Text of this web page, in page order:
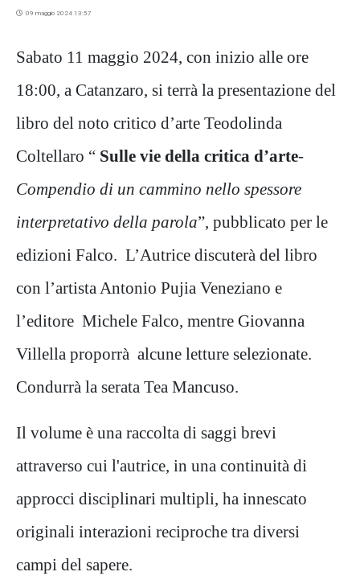
09 maggio 2024 13:57
Sabato 11 maggio 2024, con inizio alle ore
18:00, a Catanzaro, si terrà la presentazione del
libro del noto critico d’arte Teodolinda
Coltellaro “ Sulle vie della critica d’arte-
Compendio di un cammino nello spessore
interpretativo della parola”, pubblicato per le
edizioni Falco. L’Autrice discuterà del libro
con l’artista Antonio Pujia Veneziano e
l’editore Michele Falco, mentre Giovanna
Villella proporrà alcune letture selezionate.
Condurrà la serata Tea Mancuso.
Il volume è una raccolta di saggi brevi
attraverso cui l'autrice, in una continuità di
approcci disciplinari multipli, ha innescato
originali interazioni reciproche tra diversi
campi del sapere.